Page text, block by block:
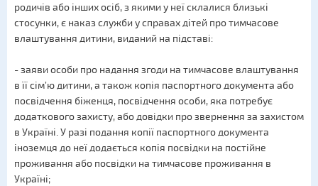
родичів або інших осіб, з якими у неї склалися близькі
стосунки, є наказ служби у справах дітей про тимчасове
влаштування дитини, виданий на підставі:
- заяви особи про надання згоди на тимчасове влаштування
в її сім’ю дитини, а також копія паспортного документа або
посвідчення біженця, посвідчення особи, яка потребує
додаткового захисту, або довідки про звернення за захистом
в Україні. У разі подання копії паспортного документа
іноземця до неї додається копія посвідки на постійне
проживання або посвідки на тимчасове проживання в
Україні;